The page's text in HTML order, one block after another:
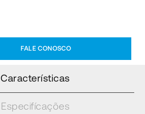
FALE CONOSCO
Características
Especifícações